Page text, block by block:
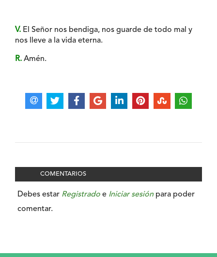
V. El Señor nos bendiga, nos guarde de todo mal y
nos lleve a la vida eterna.
R. Amén.
COMENTARIOS
Debes estar Registrado e Iniciar sesión para poder
comentar.